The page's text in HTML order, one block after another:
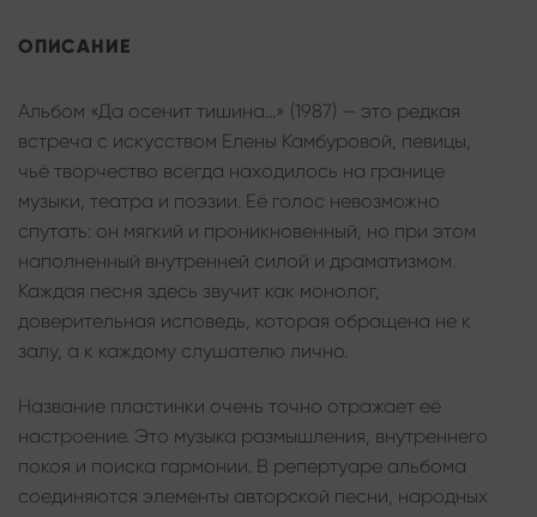
ОПИСАНИЕ
Альбом «Да осенит тишина…» (1987) — это редкая
встреча с искусством Елены Камбуровой, певицы,
чьё творчество всегда находилось на границе
музыки, театра и поэзии. Её голос невозможно
спутать: он мягкий и проникновенный, но при этом
наполненный внутренней силой и драматизмом.
Каждая песня здесь звучит как монолог,
доверительная исповедь, которая обращена не к
залу, а к каждому слушателю лично.
Название пластинки очень точно отражает её
настроение. Это музыка размышления, внутреннего
покоя и поиска гармонии. В репертуаре альбома
соединяются элементы авторской песни, народных